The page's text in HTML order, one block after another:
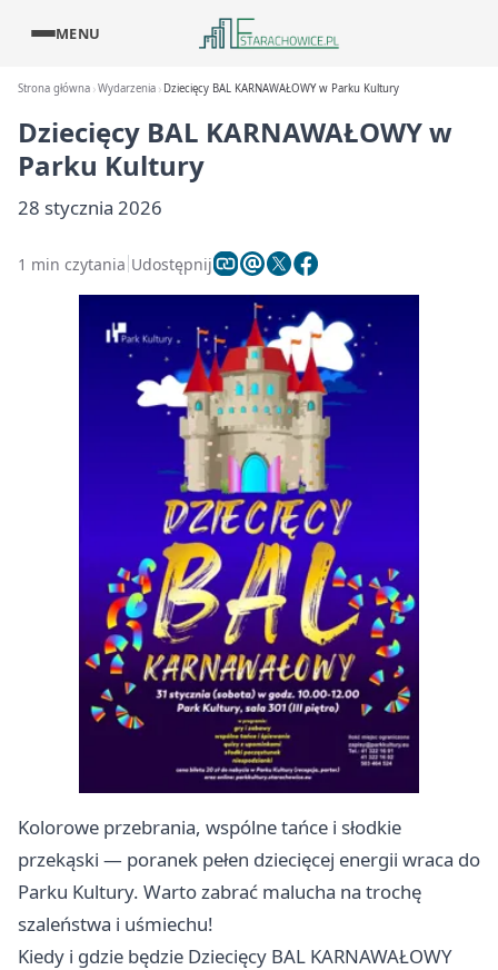
MENU
Strona główna Wydarzenia Dziecięcy BAL KARNAWAŁOWY w Parku Kultury
Dziecięcy BAL KARNAWAŁOWY w
Parku Kultury
28 stycznia 2026
1 min czytania Udostępnij
Kolorowe przebrania, wspólne tańce i słodkie
przekąski — poranek pełen dziecięcej energii wraca do
Parku Kultury. Warto zabrać malucha na trochę
szaleństwa i uśmiechu!
Kiedy i gdzie będzie Dziecięcy BAL KARNAWAŁOWY